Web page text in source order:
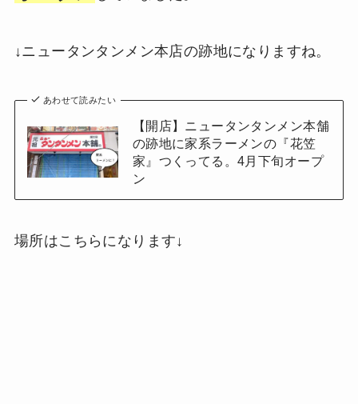
↓ニュータンタンメン本店の跡地になりますね。
あわせて読みたい
【開店】ニュータンタンメン本舗
の跡地に家系ラーメンの『花笠
家』つくってる。4月下旬オープ
ン
場所はこちらになります↓